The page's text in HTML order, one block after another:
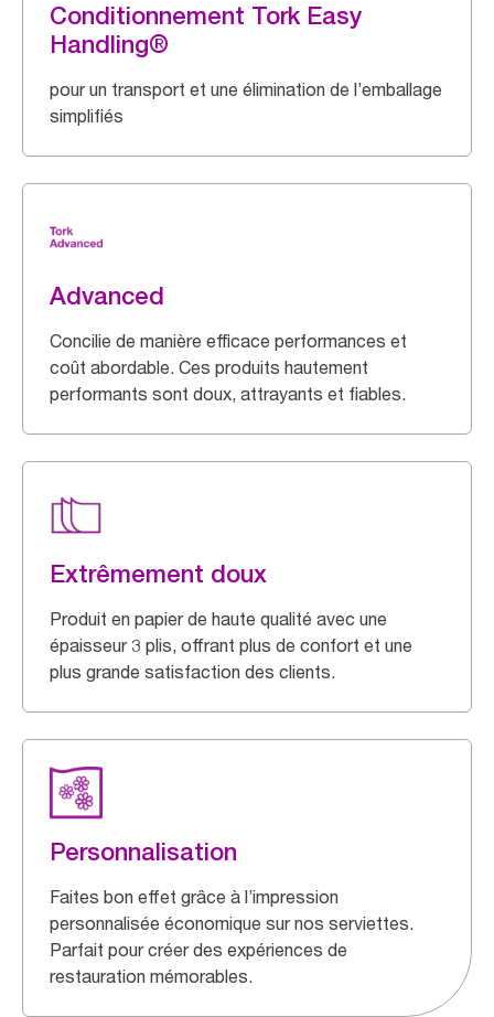
Conditionnement Tork Easy
Handling®
pour un transport et une élimination de l’emballage
simplifiés
Advanced
Concilie de manière efficace performances et
coût abordable. Ces produits hautement
performants sont doux, attrayants et fiables.
Extrêmement doux
Produit en papier de haute qualité avec une
épaisseur 3 plis, offrant plus de confort et une
plus grande satisfaction des clients.
Personnalisation
Faites bon effet grâce à l’impression
personnalisée économique sur nos serviettes.
Parfait pour créer des expériences de
restauration mémorables.